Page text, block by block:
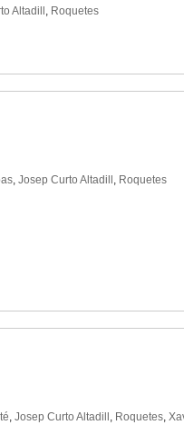
Altadill , Roquetes
, Josep Curto Altadill , Roquetes
, Josep Curto Altadill , Roquetes,